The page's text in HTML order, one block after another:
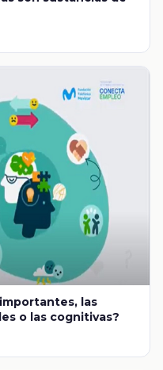
las
o las cognitivas?